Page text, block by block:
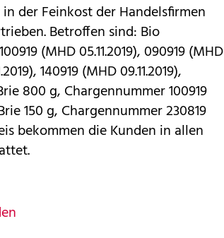
der Feinkost der Handelsfirmen
Betroffen sind: Bio
(MHD 05.11.2019), 090919 (MHD
140919 (MHD 09.11.2019),
800 g, Chargennummer 100919
150 g, Chargennummer 230819
bekommen die Kunden in allen